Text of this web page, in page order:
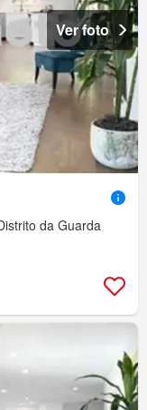
Ver foto
da Guarda